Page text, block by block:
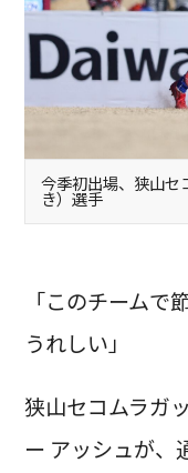
今季初出場、狭山セ
き）選手
「このチーム
うれしい」
狭山セコムラガ
ー アッシュが、